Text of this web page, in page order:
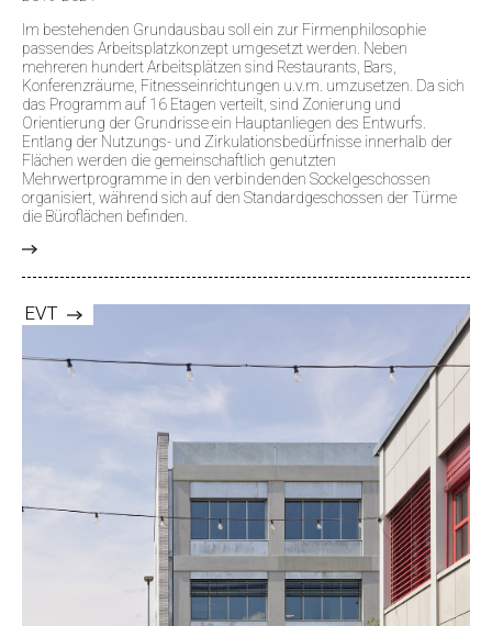
Im bestehenden Grundausbau soll ein zur Firmenphilosophie
passendes Arbeitsplatzkonzept umgesetzt werden. Neben
mehreren hundert Arbeitsplätzen sind Restaurants, Bars,
Konferenzräume, Fitnesseinrichtungen u.v.m. umzusetzen. Da sich
das Programm auf 16 Etagen verteilt, sind Zonierung und
Orientierung der Grundrisse ein Hauptanliegen des Entwurfs.
Entlang der Nutzungs- und Zirkulationsbedürfnisse innerhalb der
Flächen werden die gemeinschaftlich genutzten
Mehrwertprogramme in den verbindenden Sockelgeschossen
organisiert, während sich auf den Standardgeschossen der Türme
die Büroflächen befinden.
EVT